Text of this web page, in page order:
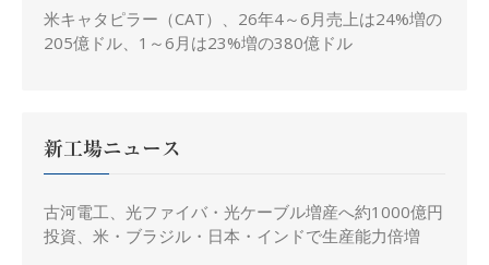
米キャタピラー（CAT）、26年4～6月売上は24%増の
205億ドル、1～6月は23%増の380億ドル
新工場ニュース
古河電工、光ファイバ・光ケーブル増産へ約1000億円
投資、米・ブラジル・日本・インドで生産能力倍増